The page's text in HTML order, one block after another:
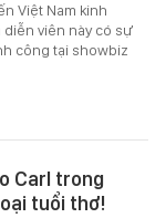
Việt Nam kinh
diễn viên này có sự
công tại showbiz
Carl trong
tuổi thơ!